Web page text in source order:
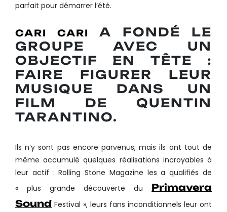
parfait pour démarrer l’été.
CARI CARI
A FONDÉ LE
GROUPE AVEC UN
OBJECTIF EN TÊTE :
FAIRE FIGURER LEUR
MUSIQUE DANS UN
FILM DE QUENTIN
TARANTINO.
Ils n’y sont pas encore parvenus, mais ils ont tout de
même accumulé quelques réalisations incroyables à
leur actif : Rolling Stone Magazine les a qualifiés de
« plus grande découverte du Primavera
Sound Festival », leurs fans inconditionnels leur ont